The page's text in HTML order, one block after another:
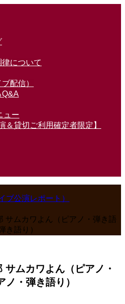
について
配信）
Q&A
ュー
＆貸切ご利用確定者限定】
ブ公演レポート）
サムカワよん（ピアノ・弾き語
き語り）
ムカワよん（ピアノ・
・弾き語り）